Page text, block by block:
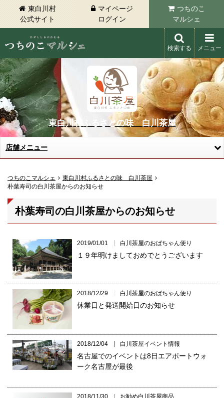
東白川村
公式サイト
マイページ
ログイン
つちのこ
マルシェ
東白川村 つちのこマルシェ
検索する メニュー
東白川村ふるさとの味 白川茶屋
店舗メニュー
つちのこマルシェ
東白川村ふるさとの味 白川茶屋
朴葉寿司の白川茶屋からのお知らせ
朴葉寿司の白川茶屋からのお知らせ
2019/01/01 白川茶屋のおばちゃん便り
１９年明けましておめでとうございます
2018/12/29 白川茶屋のおばちゃん便り
休業日と発送開始日のお知らせ
2018/12/04 白川茶屋イベント情報
名古屋でのイベントは8日エアポートウォ
ーク名古屋が最後
2018/11/30 お勧め白川茶屋商品